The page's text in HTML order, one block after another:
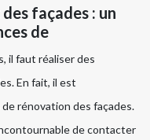
façades : un
de
il faut réaliser des
En fait, il est
rénovation des façades.
de contacter